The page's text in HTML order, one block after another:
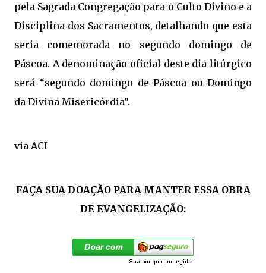
pela Sagrada Congregação para o Culto Divino e a
Disciplina dos Sacramentos, detalhando que esta
seria comemorada no segundo domingo de
Páscoa. A denominação oficial deste dia litúrgico
será “segundo domingo de Páscoa ou Domingo
da Divina Misericórdia”.
via ACI
FAÇA SUA DOAÇÃO PARA MANTER ESSA OBRA
DE EVANGELIZAÇÃO: